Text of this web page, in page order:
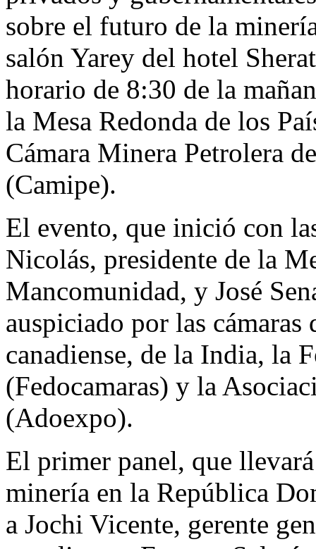
sobre el futuro de la
salón Yarey del hotel
horario de 8:30 de la
la Mesa Redonda de los
Cámara Minera Petrolera
(Camipe).
El evento, que inició con
Nicolás, presidente de la
Mancomunidad, y José
auspiciado por las
canadiense, de la India, la
(Fedocamaras) y la
(Adoexpo).
El primer panel, que
minería en la República
a Jochi Vicente, gerente